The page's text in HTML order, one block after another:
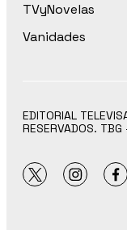
TVyNovelas
Vanidades
EDITORIAL
RESERVADOS.
twitter